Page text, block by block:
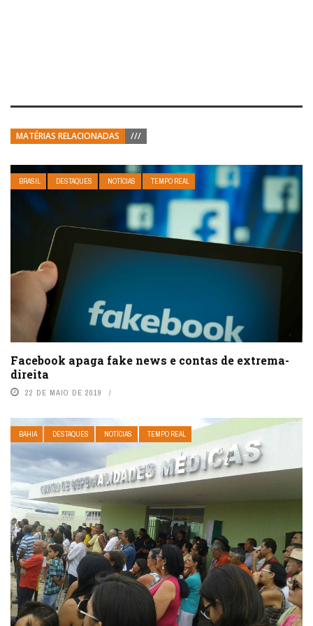
MATÉRIAS RELACIONADAS ///
BRASIL DESTAQUES NOTÍCIAS TEMPO REAL
Facebook apaga fake news e contas de extrema-
direita
22 DE MAIO DE 2019
BAHIA DESTAQUES NOTÍCIAS TEMPO REAL